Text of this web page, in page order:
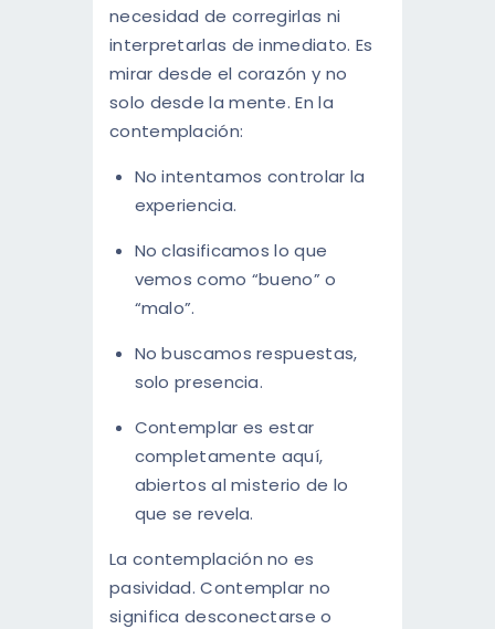
necesidad de corregirlas ni
interpretarlas de inmediato. Es
mirar desde el corazón y no
solo desde la mente. En la
contemplación:
No intentamos controlar la
experiencia.
No clasificamos lo que
vemos como “bueno” o
“malo”.
No buscamos respuestas,
solo presencia.
Contemplar es estar
completamente aquí,
abiertos al misterio de lo
que se revela.
La contemplación no es
pasividad. Contemplar no
significa desconectarse o